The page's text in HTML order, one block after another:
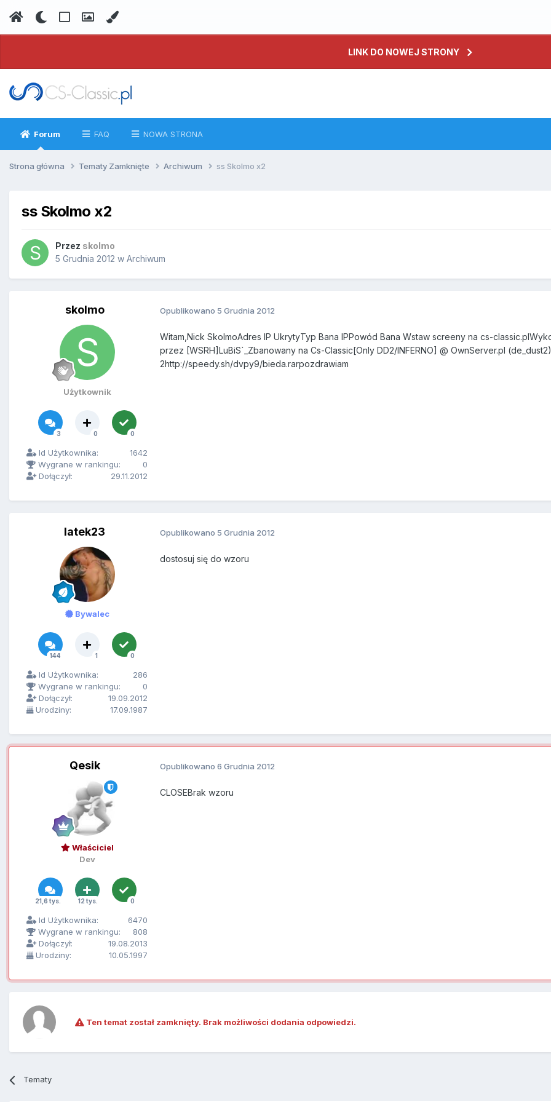
LINK DO NOWEJ STRONY
Forum FAQ NOWA STRONA
Strona główna Tematy Zamknięte Archiwum ss Skolmo x2
ss Skolmo x2
Przez skolmo
5 Grudnia 2012 w Archiwum
skolmo
Użytkownik
3 0 0
Id Użytkownika:
1642
Wygrane w rankingu:
0
Dołączył:
29.11.2012
Opublikowano 5 Grudnia 2012
Witam,Nick SkolmoAdres IP UkrytyTyp Bana IPPowód Bana Wstaw screeny na cs-
przez [WSRH]LuBiS`_Zbanowany na Cs-Classic[Only DD2/INFERNO] @ OwnServer.pl
2http://speedy.sh/dvpy9/bieda.rarpozdrawiam
latek23
Bywalec
144 1 0
Id Użytkownika:
286
Wygrane w rankingu:
0
Dołączył:
19.09.2012
Urodziny:
17.09.1987
Opublikowano 5 Grudnia 2012
dostosuj się do wzoru
Qesik
Właściciel
Dev
21,6 tys. 12 tys. 0
Id Użytkownika:
6470
Wygrane w rankingu:
808
Dołączył:
19.08.2013
Urodziny:
10.05.1997
Opublikowano 6 Grudnia 2012
CLOSEBrak wzoru
Ten temat został zamknięty. Brak możliwości dodania odpowiedzi.
Tematy